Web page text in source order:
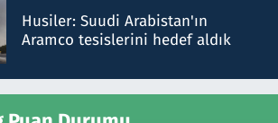
Husiler: Suudi Arabistan'ın
Aramco tesislerini hedef aldık